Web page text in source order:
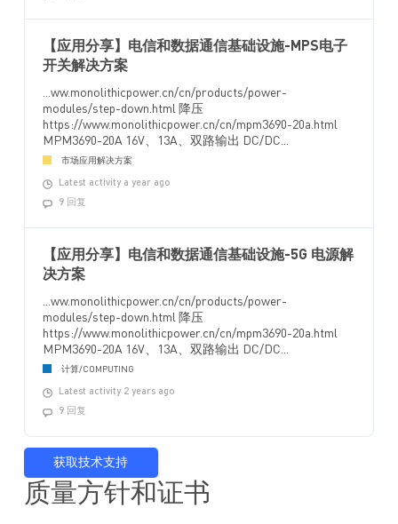
【应用分享】电信和数据通信基础设施-MPS电子
开关解决方案
...ww.monolithicpower.cn/cn/products/power-
modules/step-down.html 降压
https://www.monolithicpower.cn/cn/mpm3690-20a.html
MPM3690-20A 16V、13A、双路输出 DC/DC...
市场应用解决方案
Latest activity a year ago
9 回复
【应用分享】电信和数据通信基础设施-5G 电源解
决方案
...ww.monolithicpower.cn/cn/products/power-
modules/step-down.html 降压
https://www.monolithicpower.cn/cn/mpm3690-20a.html
MPM3690-20A 16V、13A、双路输出 DC/DC...
计算/COMPUTING
Latest activity 2 years ago
9 回复
获取技术支持
质量方针和证书